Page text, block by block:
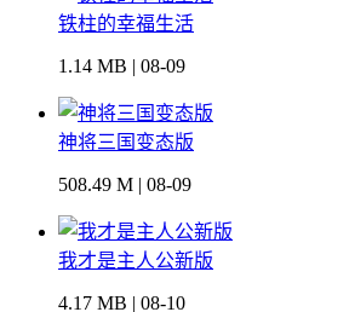
铁柱的幸福生活
1.14 MB | 08-09
神将三国变态版
508.49 M | 08-09
我才是主人公新版
4.17 MB | 08-10